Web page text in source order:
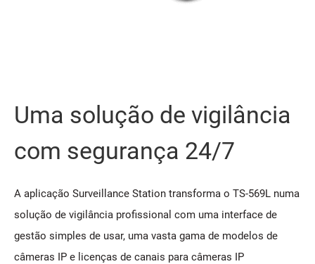
Uma solução de vigilância
com segurança 24/7
A aplicação Surveillance Station transforma o TS-569L numa
solução de vigilância profissional com uma interface de
gestão simples de usar, uma vasta gama de modelos de
câmeras IP e licenças de canais para câmeras IP